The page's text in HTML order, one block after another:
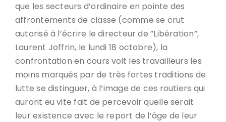
que les secteurs d’ordinaire en pointe des
affrontements de classe (comme se crut
autorisé à l’écrire le directeur de ”Libération”,
Laurent Joffrin, le lundi 18 octobre), la
confrontation en cours voit les travailleurs les
moins marqués par de très fortes traditions de
lutte se distinguer, à l’image de ces routiers qui
auront eu vite fait de percevoir quelle serait
leur existence avec le report de l’âge de leur